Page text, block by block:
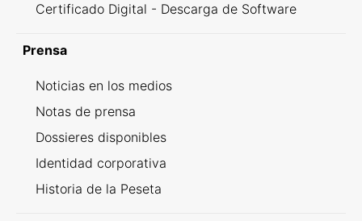
Certificado Digital - Descarga de Software
Prensa
Noticias en los medios
Notas de prensa
Dossieres disponibles
Identidad corporativa
Historia de la Peseta